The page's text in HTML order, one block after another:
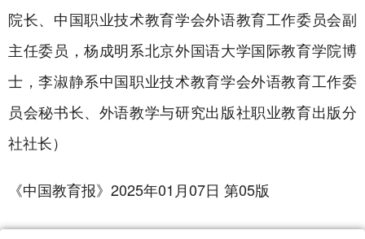
院长、中国职业技术教育学会外语教育工作委员会副
主任委员，杨成明系北京外国语大学国际教育学院博
士，李淑静系中国职业技术教育学会外语教育工作委
员会秘书长、外语教学与研究出版社职业教育出版分
社社长）
《中国教育报》2025年01月07日 第05版